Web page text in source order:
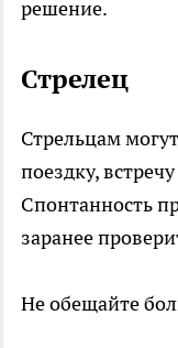
решение.
Стрелец
Стрельцам
поездку,
Спонтанность
заранее
Не обещайте